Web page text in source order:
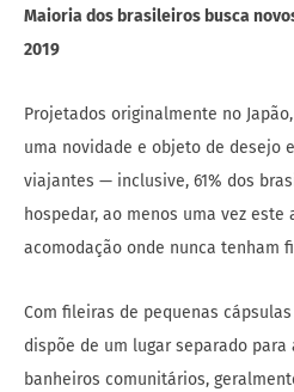
Maioria dos brasileiros busca
2019
Projetados originalmente no
uma novidade e objeto de desejo
viajantes — inclusive, 61% dos
hospedar, ao menos uma vez este
acomodação onde nunca tenham
Com fileiras de pequenas
dispõe de um lugar separado
banheiros comunitários,